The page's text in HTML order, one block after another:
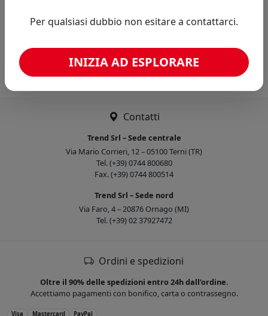
Confronta con articoli simili
Caricamento confronto...
Contatti
Trend Srl – Sede centrale
Via Mario Corrieri, 12 – 05100 Terni (TR)
Tel. (+39) 0744 800680
Fax. (+39) 0744 800514
Trend Srl – Sede nord
Via Faro, 4 – 20876 Ornago (MI)
Tel. (+39) 02 37927472
Ordini e spedizioni
Oltre il 90% delle spedizioni entro 24h dall’ordine.
Accettiamo pagamenti con bonifico, carta o contrassegno.
Visa Mastercard PayPal
Per qualsiasi dubbio non esitare a contattarci.
INIZIA AD ESPLORARE